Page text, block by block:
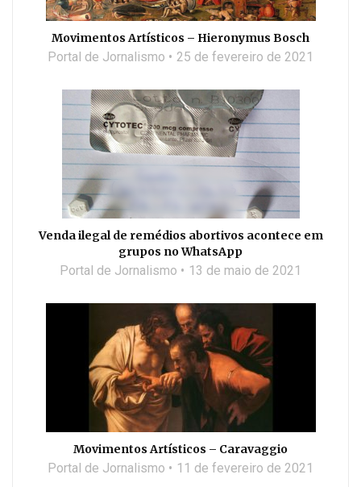
Movimentos Artísticos – Hieronymus Bosch
Portal de Jornalismo 25 de fevereiro de 2021
Venda ilegal de remédios abortivos acontece em
grupos no WhatsApp
Portal de Jornalismo 13 de maio de 2021
Movimentos Artísticos – Caravaggio
Portal de Jornalismo 11 de fevereiro de 2021